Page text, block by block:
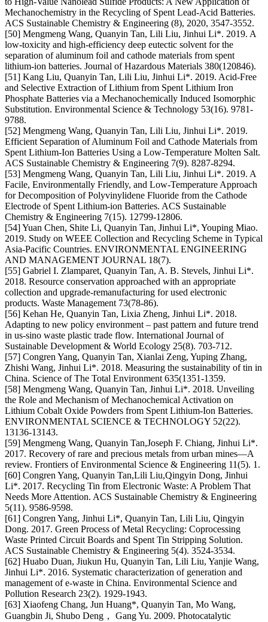
Mechanochemistry in the Recycling of Spent Lead-Acid Batteries.
ACS Sustainable Chemistry & Engineering (8), 2020, 3547-3552.
[50] Mengmeng Wang, Quanyin Tan, Lili Liu, Jinhui Li*. 2019. A
low-toxicity and high-efficiency deep eutectic solvent for the
separation of aluminum foil and cathode materials from spent
lithium-ion batteries. Journal of Hazardous Materials 380(120846).
[51] Kang Liu, Quanyin Tan, Lili Liu, Jinhui Li*. 2019. Acid-Free
and Selective Extraction of Lithium from Spent Lithium Iron
Phosphate Batteries via a Mechanochemically Induced Isomorphic
Substitution. Environmental Science & Technology 53(16). 9781-
9788.
[52] Mengmeng Wang, Quanyin Tan, Lili Liu, Jinhui Li*. 2019.
Efficient Separation of Aluminum Foil and Cathode Materials from
Spent Lithium-Ion Batteries Using a Low-Temperature Molten Salt.
ACS Sustainable Chemistry & Engineering 7(9). 8287-8294.
[53] Mengmeng Wang, Quanyin Tan, Lili Liu, Jinhui Li*. 2019. A
Facile, Environmentally Friendly, and Low-Temperature Approach
for Decomposition of Polyvinylidene Fluoride from the Cathode
Electrode of Spent Lithium-ion Batteries. ACS Sustainable
Chemistry & Engineering 7(15). 12799-12806.
[54] Yuan Chen, Shite Li, Quanyin Tan, Jinhui Li*, Youping Miao.
2019. Study on WEEE Collection and Recycling Scheme in Typical
Asia-Pacific Countries. ENVIRONMENTAL ENGINEERING
AND MANAGEMENT JOURNAL 18(7).
[55] Gabriel I. Zlamparet, Quanyin Tan, A. B. Stevels, Jinhui Li*.
2018. Resource conservation approached with an appropriate
collection and upgrade-remanufacturing for used electronic
products. Waste Management 73(78-86).
[56] Kehan He, Quanyin Tan, Lixia Zheng, Jinhui Li*. 2018.
Adapting to new policy environment – past pattern and future trend
in us-sino waste plastic trade flow. International Journal of
Sustainable Development & World Ecology 25(8). 703-712.
[57] Congren Yang, Quanyin Tan, Xianlai Zeng, Yuping Zhang,
Zhishi Wang, Jinhui Li*. 2018. Measuring the sustainability of tin in
China. Science of The Total Environment 635(1351-1359.
[58] Mengmeng Wang, Quanyin Tan, Jinhui Li*. 2018. Unveiling
the Role and Mechanism of Mechanochemical Activation on
Lithium Cobalt Oxide Powders from Spent Lithium-Ion Batteries.
ENVIRONMENTAL SCIENCE & TECHNOLOGY 52(22).
13136-13143.
[59] Mengmeng Wang, Quanyin Tan,Joseph F. Chiang, Jinhui Li*.
2017. Recovery of rare and precious metals from urban mines—A
review. Frontiers of Environmental Science & Engineering 11(5). 1.
[60] Congren Yang, Quanyin Tan,Lili Liu,Qingyin Dong, Jinhui
Li*. 2017. Recycling Tin from Electronic Waste: A Problem That
Needs More Attention. ACS Sustainable Chemistry & Engineering
5(11). 9586-9598.
[61] Congren Yang, Jinhui Li*, Quanyin Tan, Lili Liu, Qingyin
Dong. 2017. Green Process of Metal Recycling: Coprocessing
Waste Printed Circuit Boards and Spent Tin Stripping Solution.
ACS Sustainable Chemistry & Engineering 5(4). 3524-3534.
[62] Huabo Duan, Jiukun Hu, Quanyin Tan, Lili Liu, Yanjie Wang,
Jinhui Li*. 2016. Systematic characterization of generation and
management of e-waste in China. Environmental Science and
Pollution Research 23(2). 1929-1943.
[63] Xiaofeng Chang, Jun Huang*, Quanyin Tan, Mo Wang,
Guangbin Ji, Shubo Deng， Gang Yu. 2009. Photocatalytic